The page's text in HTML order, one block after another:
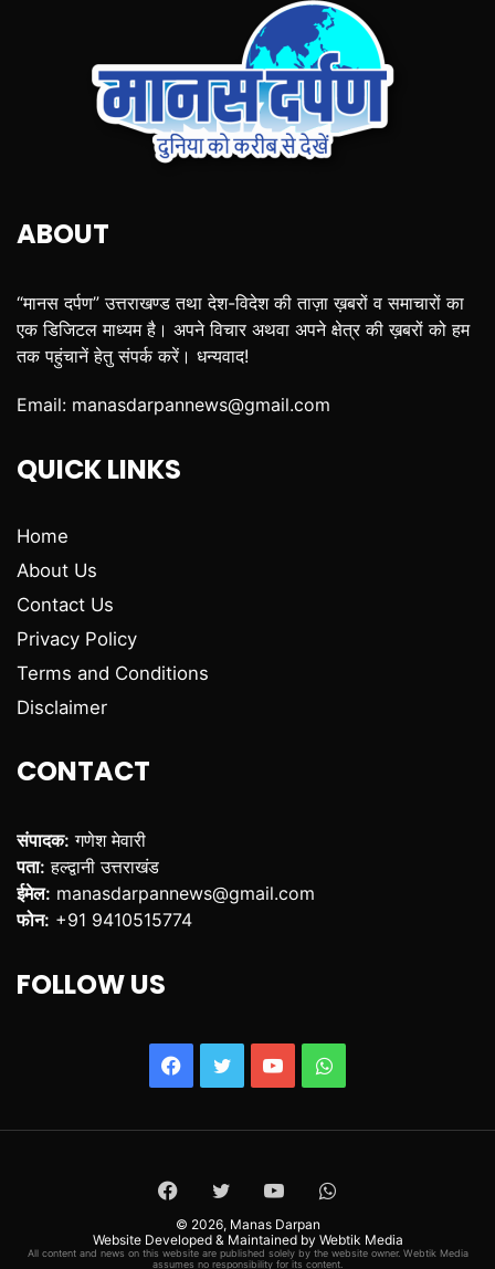
ABOUT
“मानस दर्पण” उत्तराखण्ड तथा देश-विदेश की ताज़ा ख़बरों व समाचारों का
एक डिजिटल माध्यम है। अपने विचार अथवा अपने क्षेत्र की ख़बरों को हम
तक पहुंचानें हेतु संपर्क करें। धन्यवाद!
Email: manasdarpannews@gmail.com
QUICK LINKS
Home
About Us
Contact Us
Privacy Policy
Terms and Conditions
Disclaimer
CONTACT
संपादक: गणेश मेवारी
पता: हल्द्वानी उत्तराखंड
ईमेल: manasdarpannews@gmail.com
फोन: +91 9410515774
FOLLOW US
Facebook
TwitterYouTubeWhatsApp
Facebook
TwitterYouTubeWhatsApp
© 2026, Manas Darpan
Website Developed & Maintained by Webtik Media
All content and news on this website are published solely by the website owner. Webtik Media
assumes no responsibility for its content.